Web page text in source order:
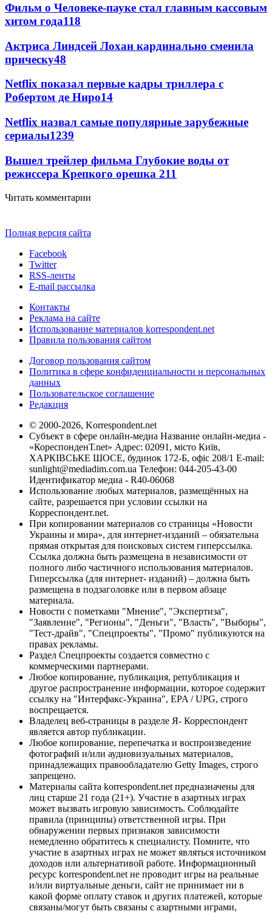
Фильм о Человеке-пауке стал главным кассовым
хитом года118
Актриса Линдсей Лохан кардинально сменила
прическу48
Netflix показал первые кадры триллера с
Робертом де Ниро14
Netflix назвал самые популярные зарубежные
сериалы1239
Вышел трейлер фильма Глубокие воды от
режиссера Крепкого орешка 211
Читать комментарии
Полная версия сайта
Facebook
Twitter
RSS-ленты
E-mail рассылка
Контакты
Реклама на сайте
Использование материалов korrespondent.net
Правила пользования сайтом
Договор пользования сайтом
Политика в сфере конфиденциальности и персональных
данных
Пользовательское соглашение
Редакция
© 2000-2026, Korrespondent.net
Субъект в сфере онлайн-медиа Название онлайн-медиа -
«КореспонденТ.net» Адрес: 02091, місто Київ,
ХАРКІВСЬКЕ ШОСЕ, будинок 172-Б, офіс 208/1 E-mail:
sunlight@mediadim.com.ua Телефон: 044-205-43-00
Идентификатор медиа - R40-06068
Использование любых материалов, размещённых на
сайте, разрешается при условии ссылки на
Корреспондент.net.
При копировании материалов со страницы «Новости
Украины и мира», для интернет-изданий – обязательна
прямая открытая для поисковых систем гиперссылка.
Ссылка должна быть размещена в независимости от
полного либо частичного использования материалов.
Гиперссылка (для интернет- изданий) – должна быть
размещена в подзаголовке или в первом абзаце
материала.
Новости с пометками "Мнение", "Экспертиза",
"Заявление", "Регионы", "Деньги", "Власть", "Выборы",
"Тест-драйв", "Спецпроекты", "Промо" публикуются на
правах рекламы.
Раздел Спецпроекты создается совместно с
коммерческими партнерами.
Любое копирование, публикация, републикация и
другое распространение информации, которое содержит
ссылку на "Интерфакс-Украина", EPA / UPG, строго
воспрещается.
Владелец веб-страницы в разделе Я- Корреспондент
является автор публикации.
Любое копирование, перепечатка и воспроизведение
фотографий и/или аудиовизуальных материалов,
принадлежащих правообладателю Getty Images, строго
запрещено.
Материалы сайта korrespondent.net предназначены для
лиц старше 21 года (21+). Участие в азартных играх
может вызвать игровую зависимость. Соблюдайте
правила (принципы) ответственной игры. При
обнаружении первых признаков зависимости
немедленно обратитесь к специалисту. Помните, что
участие в азартных играх не может являться источником
доходов или альтернативой работе. Информационный
ресурс korrespondent.net не проводит игры на реальные
и/или виртуальные деньги, сайт не принимает ни в
какой форме оплату ставок и других платежей, которые
связаны/могут быть связаны с азартными играми,